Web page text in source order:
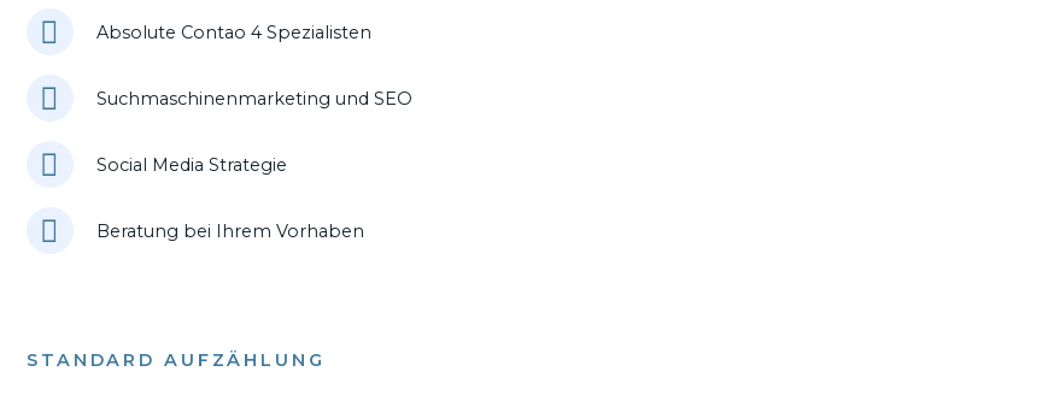
Absolute Contao 4 Spezialisten
Suchmaschinenmarketing und SEO
Social Media Strategie
Beratung bei Ihrem Vorhaben
STANDARD AUFZÄHLUNG